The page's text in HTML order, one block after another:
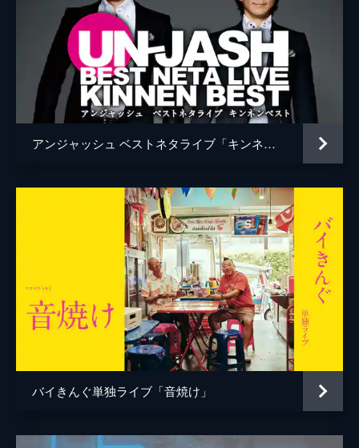
アンジャッシュ ベストネタライブ「キンネンベスト」
バイきんぐ単独ライブ「音焼け」